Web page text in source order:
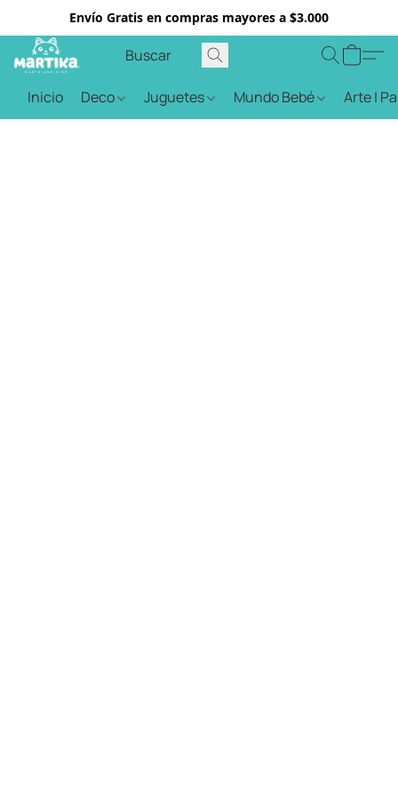
Envío Gratis en compras mayores a $3.000
Inicio Deco Juguetes Mundo Bebé Arte |